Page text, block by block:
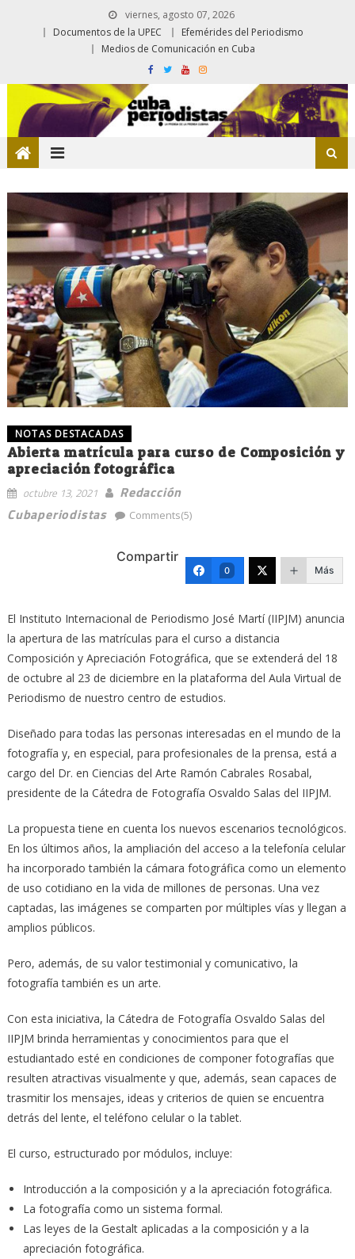
viernes, agosto 07, 2026
Documentos de la UPEC
Efemérides del Periodismo
Medios de Comunicación en Cuba
NOTAS DESTACADAS
Abierta matrícula para curso de Composición y
apreciación fotográfica
octubre 13, 2021
Redacción
Cubaperiodistas
Comments(5)
Compartir
0 Más
El Instituto Internacional de Periodismo José Martí (IIPJM) anuncia
la apertura de las matrículas para el curso a distancia
Composición y Apreciación Fotográfica, que se extenderá del 18
de octubre al 23 de diciembre en la plataforma del Aula Virtual de
Periodismo de nuestro centro de estudios.
Diseñado para todas las personas interesadas en el mundo de la
fotografía y, en especial, para profesionales de la prensa, está a
cargo del Dr. en Ciencias del Arte Ramón Cabrales Rosabal,
presidente de la Cátedra de Fotografía Osvaldo Salas del IIPJM.
La propuesta tiene en cuenta los nuevos escenarios tecnológicos.
En los últimos años, la ampliación del acceso a la telefonía celular
ha incorporado también la cámara fotográfica como un elemento
de uso cotidiano en la vida de millones de personas. Una vez
captadas, las imágenes se comparten por múltiples vías y llegan a
amplios públicos.
Pero, además, de su valor testimonial y comunicativo, la
fotografía también es un arte.
Con esta iniciativa, la Cátedra de Fotografía Osvaldo Salas del
IIPJM brinda herramientas y conocimientos para que el
estudiantado esté en condiciones de componer fotografías que
resulten atractivas visualmente y que, además, sean capaces de
trasmitir los mensajes, ideas y criterios de quien se encuentra
detrás del lente, el teléfono celular o la tablet.
El curso, estructurado por módulos, incluye:
Introducción a la composición y a la apreciación fotográfica.
La fotografía como un sistema formal.
Las leyes de la Gestalt aplicadas a la composición y a la
apreciación fotográfica.